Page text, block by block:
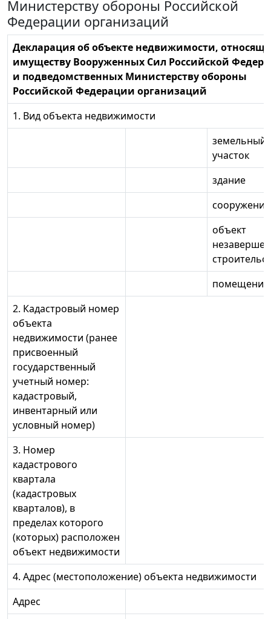
Министерству обороны Российской
Федерации организаций
Декларация об объекте недвижимости,
имуществу Вооруженных Сил Российской
и подведомственных Министерству обороны
Российской Федерации организаций
1. Вид объекта недвижимости
земельный
участок
здание
сооружение
объект
помещение
2. Кадастровый номер
объекта
недвижимости (ранее
присвоенный
государственный
учетный номер:
кадастровый,
инвентарный или
условный номер)
3. Номер
кадастрового
квартала
(кадастровых
кварталов), в
пределах которого
(которых) расположен
объект недвижимости
4. Адрес (местоположение) объекта недвижимости
Адрес